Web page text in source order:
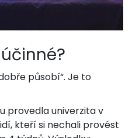
působí“. Je to
provedla univerzita v
kteří si nechali provést